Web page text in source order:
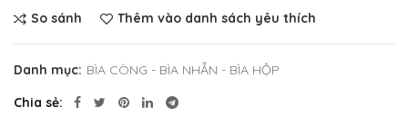
So sánh Thêm vào danh sách yêu thích
Danh mục: BÌA CÒNG - BÌA NHẪN - BÌA HỘP
Chia sẻ